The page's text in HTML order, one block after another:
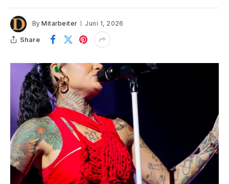
By Mitarbeiter Juni 1, 2026
Share